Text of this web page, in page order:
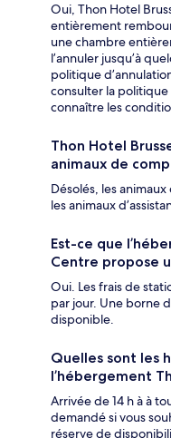
Oui, Thon Hotel
entièrement
une chambre
l’annuler jusqu’à
politique
consulter la
connaître les
Thon Hotel
animaux de
Désolés, les
les animaux
Est-ce que
Centre propose
Oui. Les frais de
par jour. Une borne
disponible.
Quelles sont les
l’hébergement
Arrivée de 14 h à à
demandé si vous
réserve de